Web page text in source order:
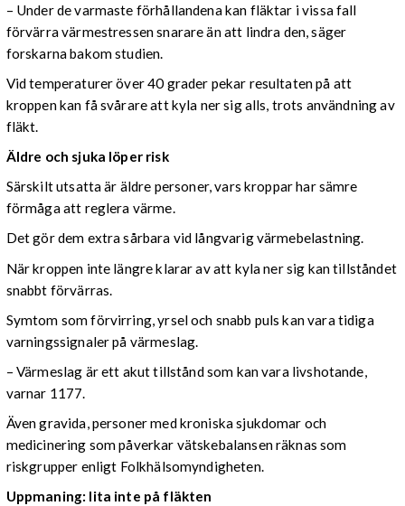
– Under de varmaste förhållandena kan fläktar i vissa fall
förvärra värmestressen snarare än att lindra den, säger
forskarna bakom studien.
Vid temperaturer över 40 grader pekar resultaten på att
kroppen kan få svårare att kyla ner sig alls, trots användning av
fläkt.
Äldre och sjuka löper risk
Särskilt utsatta är äldre personer, vars kroppar har sämre
förmåga att reglera värme.
Det gör dem extra sårbara vid långvarig värmebelastning.
När kroppen inte längre klarar av att kyla ner sig kan tillståndet
snabbt förvärras.
Symtom som förvirring, yrsel och snabb puls kan vara tidiga
varningssignaler på värmeslag.
– Värmeslag är ett akut tillstånd som kan vara livshotande,
varnar 1177.
Även gravida, personer med kroniska sjukdomar och
medicinering som påverkar vätskebalansen räknas som
riskgrupper enligt Folkhälsomyndigheten.
Uppmaning: lita inte på fläkten